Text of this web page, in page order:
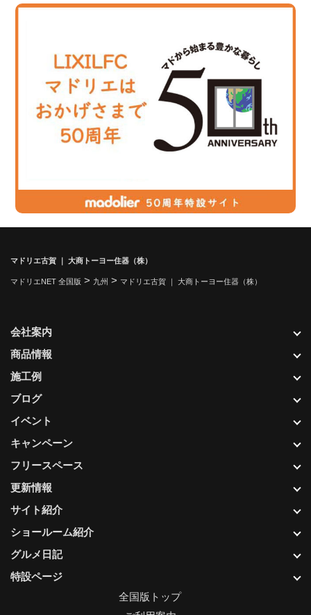
マドリエ古賀 ｜ 大商トーヨー住器（株）
マドリエNET 全国版 > 九州 > マドリエ古賀 ｜ 大商トーヨー住器（株）
更新情報
サイト紹介
ショールーム紹介
グルメ日記
特設ページ
会社案内
商品情報
施工例
ブログ
イベント
キャンペーン
フリースペース
全国版トップ